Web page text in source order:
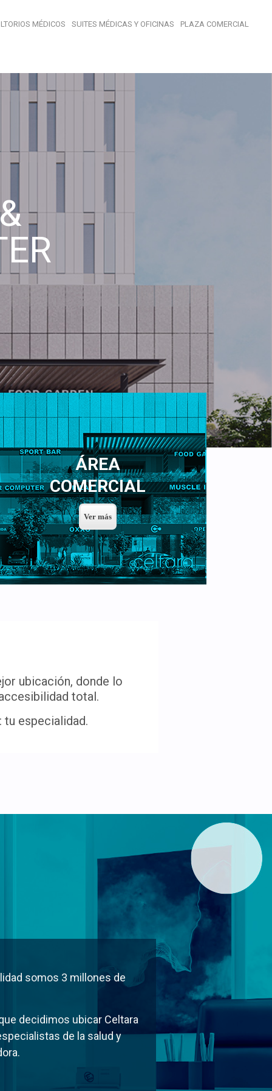
MÉDICOS SUITES MÉDICAS Y OFICINAS PLAZA COMERCIAL
ÁREA
COMERCIAL
ubicación, donde lo
total.
especialidad.
somos 3 millones de
decidimos ubicar Celtara
de la salud y